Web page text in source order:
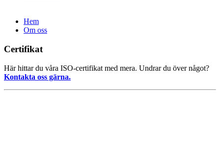
Hem
Om oss
Certifikat
Här hittar du våra ISO-certifikat med mera. Undrar du över något?
Kontakta oss gärna.